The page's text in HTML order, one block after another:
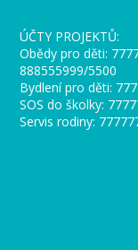
ÚČTY PROJEKTŮ:
Obědy pro děti:
888555999/5500
Bydlení pro děti:
SOS do školky:
Servis rodiny: